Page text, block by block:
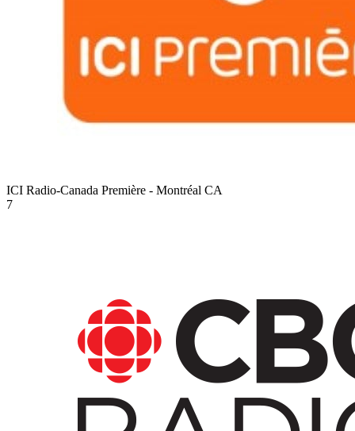
ICI Radio-Canada Première - Montréal CA
7